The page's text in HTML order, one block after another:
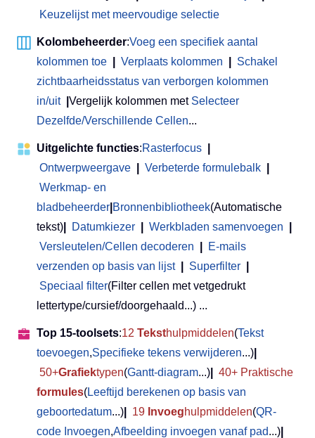
Keuzelijst met meervoudige selectie
Kolombeheerder:Voeg een specifiek aantal
kolommen toe
Verplaats kolommen
Schakel
zichtbaarheidsstatus van verborgen kolommen
in/uit
Vergelijk kolommen met Selecteer
Dezelfde/Verschillende Cellen...
Uitgelichte functies:Rasterfocus
Ontwerpweergave
Verbeterde formulebalk
Werkmap- en
bladbeheerder Bronnenbibliotheek(Automatische
tekst)
Datumkiezer Werkbladen samenvoegen
Versleutelen/Cellen decoderen
E-mails
verzenden op basis van lijst
Superfilter
Speciaal filter(Filter cellen met vetgedrukt
lettertype/cursief/doorgehaald...) ...
Top 15-toolsets:12 Teksthulpmiddelen(Tekst
toevoegen,Specifieke tekens verwijderen...)
50+Grafiektypen(Gantt-diagram...)
40+ Praktische
formules(Leeftijd berekenen op basis van
geboortedatum...) 19 Invoeghulpmiddelen(QR-
code Invoegen,Afbeelding invoegen vanaf pad...)